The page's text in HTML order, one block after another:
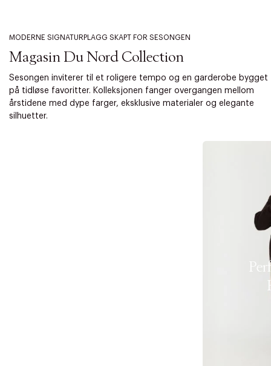
MODERNE SIGNATURPLAGG SKAPT FOR SESONGEN
Magasin Du Nord Collection
Sesongen inviterer til et roligere tempo og en garderobe bygget
på tidløse favoritter. Kolleksjonen fanger overgangen mellom
årstidene med dype farger, eksklusive materialer og elegante
silhuetter.